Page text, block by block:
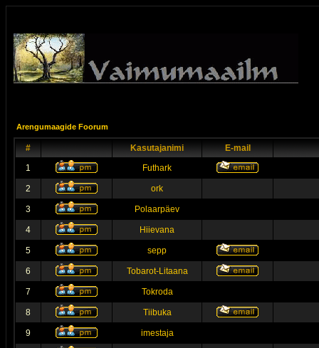
Arengumaagide Foorum
# Kasutajanimi
E-mail
1
Futhark
2 ork
3 Polaarpäev
4 Hiievana
5 sepp
6 Tobarot-Litaana
7 Tokroda
8 Tiibuka
9 imestaja